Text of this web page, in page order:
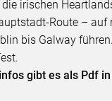
irischen
Route – auf
bis Galway
gibt es als Pdf